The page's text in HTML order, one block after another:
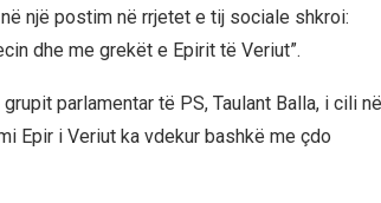
një postim në rrjetet e tij sociale shkroi:
dhe me grekët e Epirit të Veriut”.
parlamentar të PS, Taulant Balla, i cili në
Epir i Veriut ka vdekur bashkë me çdo